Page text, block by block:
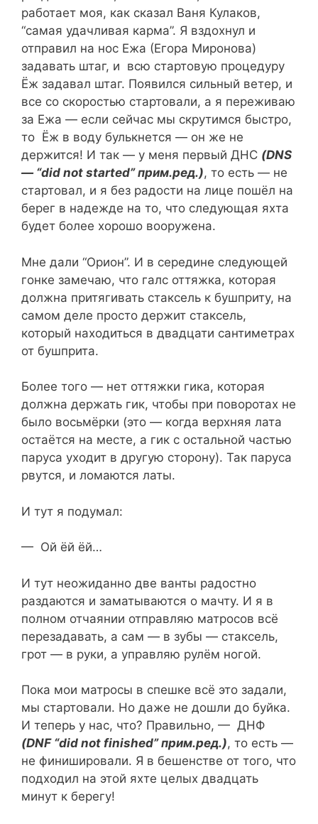
работает моя, как сказал Ваня Кулаков,
“самая удачливая карма”. Я вздохнул и
отправил на нос Ежа (Егора Миронова)
задавать штаг, и всю стартовую процедуру
Ёж задавал штаг. Появился сильный ветер, и
все со скоростью стартовали, а я переживаю
за Ежа — если сейчас мы скрутимся быстро,
то Ёж в воду булькнется — он же не
держится! И так — у меня первый ДНС (DNS
— “did not started” прим.ред.), то есть — не
стартовал, и я без радости на лице пошёл на
берег в надежде на то, что следующая яхта
будет более хорошо вооружена.
Мне дали “Орион”. И в середине следующей
гонке замечаю, что галс оттяжка, которая
должна притягивать стаксель к бушприту, на
самом деле просто держит стаксель,
который находиться в двадцати сантиметрах
от бушприта.
Более того — нет оттяжки гика, которая
должна держать гик, чтобы при поворотах не
было восьмёрки (это — когда верхняя лата
остаётся на месте, а гик с остальной частью
паруса уходит в другую сторону). Так паруса
рвутся, и ломаются латы.
И тут я подумал:
— Ой ёй ёй…
И тут неожиданно две ванты радостно
раздаются и заматываются о мачту. И я в
полном отчаянии отправляю матросов всё
перезадавать, а сам — в зубы — стаксель,
грот — в руки, а управляю рулём ногой.
Пока мои матросы в спешке всё это задали,
мы стартовали. Но даже не дошли до буйка.
И теперь у нас, что? Правильно, — ДНФ
(DNF “did not finished” прим.ред.), то есть —
не финишировали. Я в бешенстве от того, что
подходил на этой яхте целых двадцать
минут к берегу!